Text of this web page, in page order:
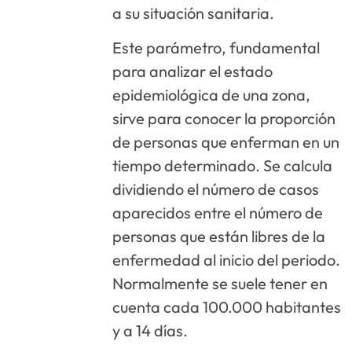
a su situación sanitaria.
Este parámetro, fundamental
para analizar el estado
epidemiológica de una zona,
sirve para conocer la proporción
de personas que enferman en un
tiempo determinado. Se calcula
dividiendo el número de casos
aparecidos entre el número de
personas que están libres de la
enfermedad al inicio del periodo.
Normalmente se suele tener en
cuenta cada 100.000 habitantes
y a 14 días.